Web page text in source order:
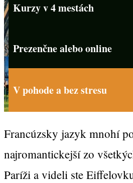
Kurzy v 4 mestách
Prezenčne alebo online
V pohode a bez stresu
Francúzsky jazyk mnohí
najromantickejší zo
Paríži a videli ste